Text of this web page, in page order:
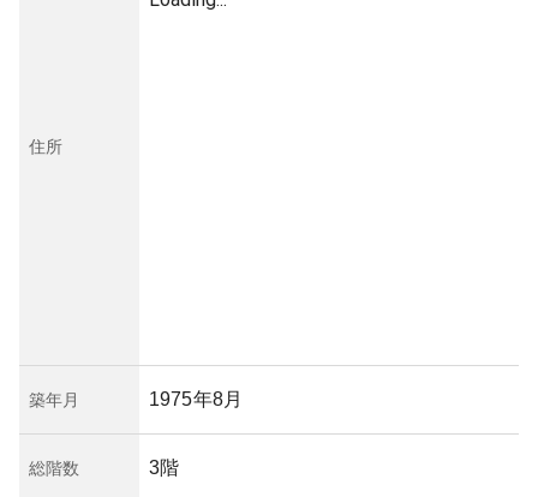
住所
築年月 1975年8月
総階数 3階